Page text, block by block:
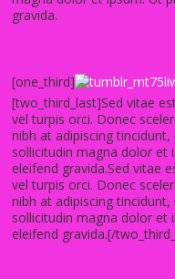
gravida.
[one_third]
[two_third_last]Sed vitae
vel turpis orci. Donec
nibh at adipiscing
sollicitudin magna dolor et
eleifend gravida.Sed vitae
vel turpis orci. Donec
nibh at adipiscing
sollicitudin magna dolor et
eleifend gravida.[/